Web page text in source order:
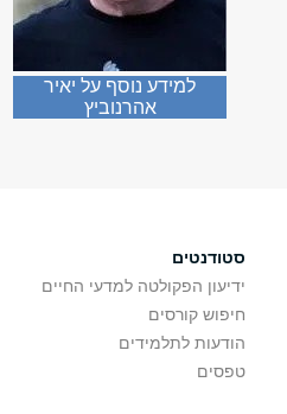
למידע נוסף על יאיר
אהרנוביץ
סטודנטים
ידיעון הפקולטה למדעי החיים
חיפוש קורסים
הודעות לתלמידים
טפסים